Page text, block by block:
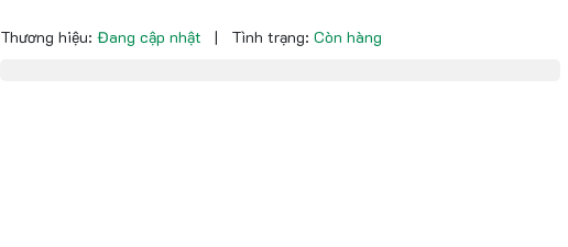
Thương hiệu: Đang cập nhật | Tình trạng: Còn hàng